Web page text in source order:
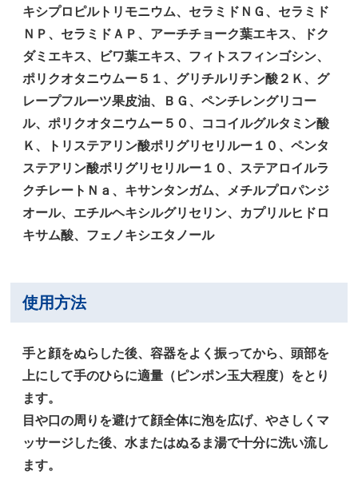
キシプロピルトリモニウム、セラミドＮＧ、セラミド
ＮＰ、セラミドＡＰ、アーチチョーク葉エキス、ドク
ダミエキス、ビワ葉エキス、フィトスフィンゴシン、
ポリクオタニウムー５１、グリチルリチン酸２Ｋ、グ
レープフルーツ果皮油、ＢＧ、ペンチレングリコー
ル、ポリクオタニウムー５０、ココイルグルタミン酸
Ｋ、トリステアリン酸ポリグリセリルー１０、ペンタ
ステアリン酸ポリグリセリルー１０、ステアロイルラ
クチレートＮａ、キサンタンガム、メチルプロパンジ
オール、エチルヘキシルグリセリン、カプリルヒドロ
キサム酸、フェノキシエタノール
使用方法
手と顔をぬらした後、容器をよく振ってから、頭部を
上にして手のひらに適量（ピンポン玉大程度）をとり
ます。
目や口の周りを避けて顔全体に泡を広げ、やさしくマ
ッサージした後、水またはぬるま湯で十分に洗い流し
ます。